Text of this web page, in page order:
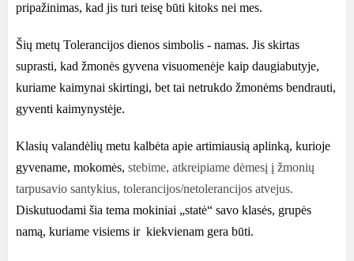
pripažinimas, kad jis turi teisę būti kitoks nei mes.
Šių metų Tolerancijos dienos simbolis - namas. Jis skirtas
suprasti, kad žmonės gyvena visuomenėje kaip daugiabutyje,
kuriame kaimynai skirtingi, bet tai netrukdo žmonėms bendrauti,
gyventi kaimynystėje.
Klasių valandėlių metu kalbėta apie artimiausią aplinką, kurioje
gyvename, mokomės, stebime, atkreipiame dėmesį į žmonių
tarpusavio santykius, tolerancijos/netolerancijos atvejus.
Diskutuodami šia tema mokiniai „statė“ savo klasės, grupės
namą, kuriame visiems ir kiekvienam gera būti.